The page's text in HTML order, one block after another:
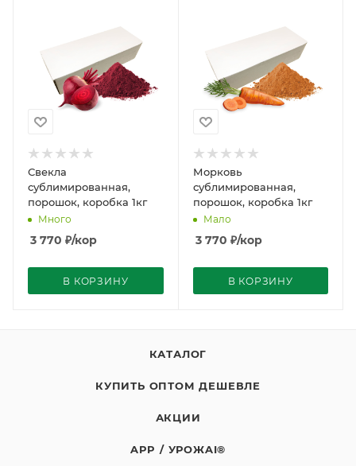
Свекла
сублимированная,
порошок, коробка 1кг
Много
3 770 ₽/кор
В КОРЗИНУ
Морковь
сублимированная,
порошок, коробка 1кг
Мало
3 770 ₽/кор
В КОРЗИНУ
КАТАЛОГ
КУПИТЬ ОПТОМ ДЕШЕВЛЕ
АКЦИИ
APP / УРОЖAI®